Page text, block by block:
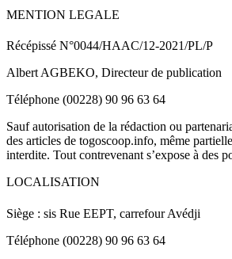
MENTION LEGALE
Récépissé N°0044/HAAC/12-2021/PL/P
Albert AGBEKO, Directeur de publication
Téléphone (00228) 90 96 63 64
Sauf autorisation de la rédaction ou
des articles de togoscoop.info, même
interdite. Tout contrevenant s’expose à des
LOCALISATION
Siège : sis Rue EEPT, carrefour Avédji
Téléphone (00228) 90 96 63 64